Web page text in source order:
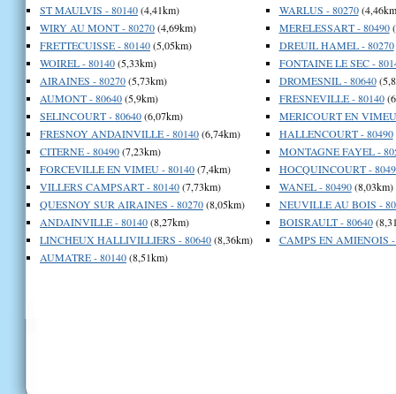
ST MAULVIS - 80140(4,41km)
WIRY AU MONT - 80270(4,69km)
FRETTECUISSE - 80140(5,05km)
WOIREL - 80140(5,33km)
AIRAINES - 80270(5,73km)
AUMONT - 80640(5,9km)
SELINCOURT - 80640(6,07km)
FRESNOY ANDAINVILLE - 80140(6,74km)
CITERNE - 80490(7,23km)
FORCEVILLE EN VIMEU - 80140(7,4km)
VILLERS CAMPSART - 80140(7,73km)
QUESNOY SUR AIRAINES - 80270(8,05km)
ANDAINVILLE - 80140(8,27km)
LINCHEUX HALLIVILLIERS - 80640(8,36km)
AUMATRE - 80140(8,51km)
WARLUS - 80270
MERELESSART - 80490
DREUIL HAMEL - 80270
FONTAINE LE SEC -
DROMESNIL - 80640
FRESNEVILLE - 80140
MERICOURT EN
HALLENCOURT - 80490
MONTAGNE FAYEL -
HOCQUINCOURT -
WANEL - 80490(8,03km)
NEUVILLE AU BOIS -
BOISRAULT - 80640
CAMPS EN AMIENOIS -